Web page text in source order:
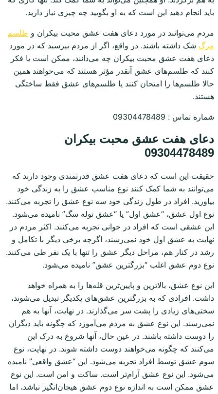
باید انجام دهید این است که به او بگویید چه چیزی نیاز دارید.
مردم می‌توانند در مورد دعای هفت عشق محبت بیکران و طلسم
مرگ شک داشته باشند. در واقع، اگر از مردم بپرسید که در مورد
دعای هفت عشق محبت بیکران چه می‌دانند، ممکن است یا فکر
کنند که طلسم‌های عشق آنقدر مؤثر هستند که می‌خواهند همین
حالا طلسم‌ها را امتحان کنند یا طلسم‌های عشق فقط ساختگی
هستند.
شماره تماس : 09304478489
دعای هفت عشق محبت بیکران
09304478489
حقیقت این است که دعای هفت عشق قدرتمندی وجود دارند که
می‌توانند به شما کمک کنند نوع مناسب عشق را به زندگی خود
بیاورید. افراد در طول زندگی خود سه نوع عشق را تجربه می‌کنند.
نوع اول عشق، “عشق اول” یا “عشق توله سگ” نامیده می‌شود.
این عشقی است که افراد در جوانی تجربه می‌کنند. اکثر مردم در
نهایت به عشق اول خود نمی‌رسند، اگرچه برخی دیگر با تکامل و
رشد در کنار هم، مراحل دیگر عشق را تنها با یک نفر طی می‌کنند.
نوع دوم عشق اغلب “بزرگترین عشق” نامیده می‌شود.
این نوع عشق، بالاترین و پایین‌ترین قله‌ها را به همراه خواهد
داشت. افرادی که به بزرگترین عشق‌های یکدیگر تبدیل می‌شوند،
سختی‌های زیادی را پشت سر می‌گذارند. در نهایت، آنها به هم
نمی‌رسند. این نوع عشق به مردم می‌آموزد که چگونه باید دیگران
را دوست داشته باشند. در عین حال، آنها شروع به درک این
می‌کنند که چگونه می‌خواهند دوست داشته شوند. در نهایت، نوع
سوم عشق توسط افراد تجربه می‌شود. این “عشق واقعی” نامیده
می‌شود. این نوع عشق آرام‌تر است. ساکت و امن است. این نوع
عشق ممکن است به اندازه نوع دوم عشق هیجان‌انگیز نباشد، اما